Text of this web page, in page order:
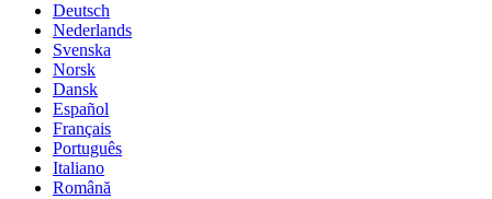
Deutsch
Nederlands
Svenska
Norsk
Dansk
Español
Français
Português
Italiano
Română